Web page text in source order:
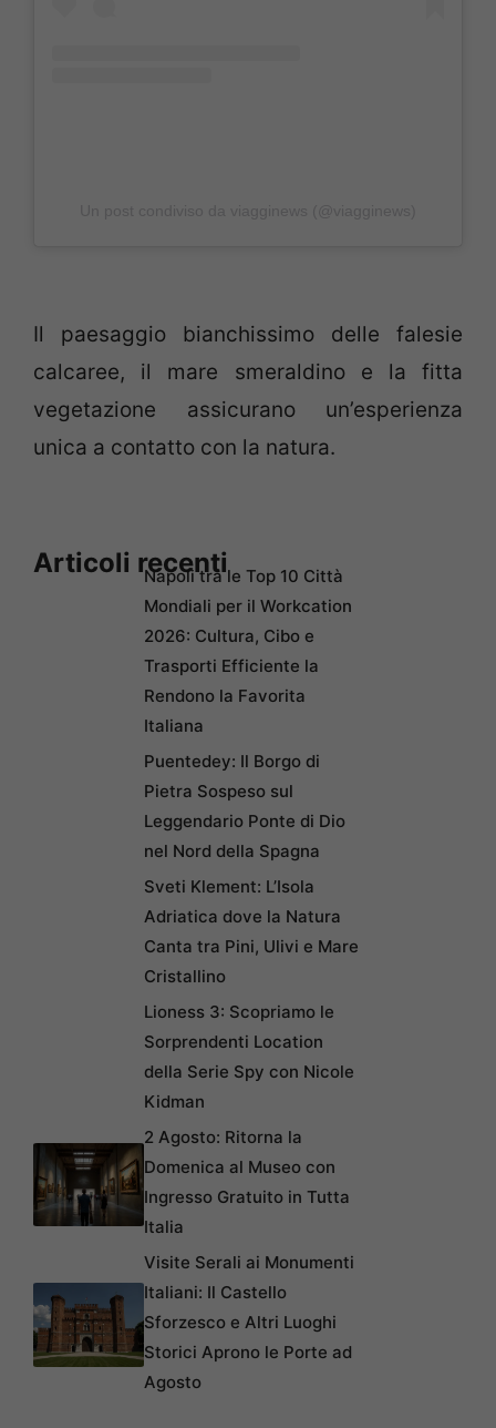
Il paesaggio bianchissimo delle falesie
calcaree, il mare smeraldino e la fitta
vegetazione assicurano un’esperienza
unica a contatto con la natura.
Articoli recentiNapoli tra le Top 10 Città
Mondiali per il Workcation
2026: Cultura, Cibo e
Trasporti Efficiente la
Rendono la Favorita
Italiana
Puentedey: Il Borgo di
Pietra Sospeso sul
Leggendario Ponte di Dio
nel Nord della Spagna
Sveti Klement: L’Isola
Adriatica dove la Natura
Canta tra Pini, Ulivi e Mare
Cristallino
Lioness 3: Scopriamo le
Sorprendenti Location
della Serie Spy con Nicole
Kidman
2 Agosto: Ritorna la
Domenica al Museo con
Ingresso Gratuito in Tutta
Italia
Visite Serali ai Monumenti
Italiani: Il Castello
Sforzesco e Altri Luoghi
Storici Aprono le Porte ad
Agosto